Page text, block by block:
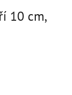
10 cm,